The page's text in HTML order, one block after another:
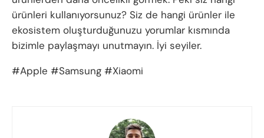
ürünleri kullanıyorsunuz? Siz de hangi ürünler ile
ekosistem oluşturduğunuzu yorumlar kısmında
bizimle paylaşmayı unutmayın. İyi seyiler.
#Apple #Samsung #Xiaomi